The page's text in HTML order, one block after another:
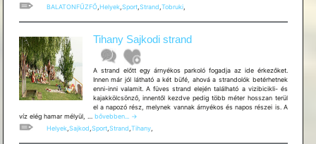
BALATONFŰZFŐ, Helyek, Sport, Strand Tobruki,
Tihany Sajkodi strand
A strand előtt egy árnyékos parkoló fogadja az ide érkezőket.
Innen már jól látható a két büfé, ahová a strandolók betérhetnek
enni-inni valamit. A füves strand elején található a vizibicikli- és
kajakkölcsönző, innentől kezdve pedig több méter hosszan terül
el a napozó rész, melynek vannak árnyékos és napos részei is. A
víz elég hamar mélyül, … Tihany
Sajkodi
strand
bővebben... →
Helyek, Sajkod Sport, Strand Tihany,